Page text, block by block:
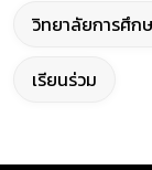
วิทยาลัยการศึก
เรียนร่วม